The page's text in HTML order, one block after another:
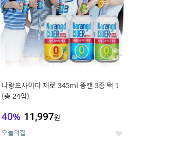
나랑드사이다 제로 345ml 뚱캔 3종 택 1
(총 24입)
40% 11,997원
오늘의집 좋